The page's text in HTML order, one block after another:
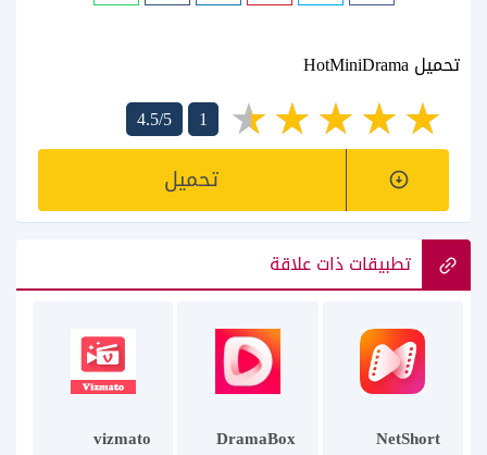
تحميل HotMiniDrama
4.5/5
1
تحميل
تطبيقات ذات علاقة
NetShort
DramaBox
vizmato